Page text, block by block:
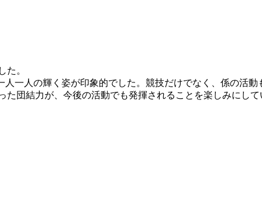
た。
一人の輝く姿が印象的でした。競技だけでなく、係の活
た団結力が、今後の活動でも発揮されることを楽しみにして